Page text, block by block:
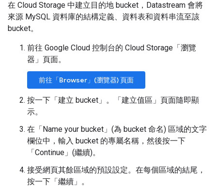
在 Cloud Storage 中建立目的地 bucket，Datastream 會將
來源 MySQL 資料庫的結構定義、資料表和資料串流至該
bucket。
前往 Google Cloud 控制台的 Cloud Storage「瀏覽
器」 頁面。
前往「Browser」(瀏覽器) 頁面
按一下「建立 bucket」 。「建立值區」 頁面隨即顯
示。
在「Name your bucket」(為 bucket 命名) 區域的文字
欄位中，輸入 bucket 的專屬名稱，然後按一下
「Continue」(繼續)。
接受網頁其餘區域的預設設定。在每個區域的結尾，
按一下「繼續」 。